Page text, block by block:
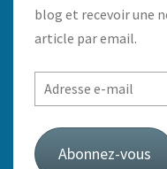
blog et recevoir une
article par email.
Adresse
e-
mail
Abonnez-vous